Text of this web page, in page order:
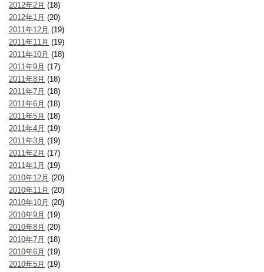
2012年2月 (18)
2012年1月 (20)
2011年12月 (19)
2011年11月 (19)
2011年10月 (18)
2011年9月 (17)
2011年8月 (18)
2011年7月 (18)
2011年6月 (18)
2011年5月 (18)
2011年4月 (19)
2011年3月 (19)
2011年2月 (17)
2011年1月 (19)
2010年12月 (20)
2010年11月 (20)
2010年10月 (20)
2010年9月 (19)
2010年8月 (20)
2010年7月 (18)
2010年6月 (19)
2010年5月 (19)